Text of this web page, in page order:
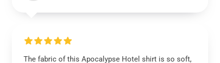
The fabric of this Apocalypse Hotel shirt is so soft,